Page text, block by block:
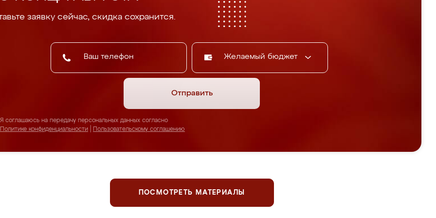
заявку сейчас, скидка сохранится.
Желаемый бюджет
Отправить
Я соглашаюсь на передачу персональных данных согласно
Политике конфиденциальности
Пользовательскому соглашению
ПОСМОТРЕТЬ МАТЕРИАЛЫ